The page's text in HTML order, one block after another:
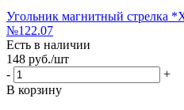
Угольник магнитный стрелка
№122.07
Есть в наличии
148 руб./шт
-
+
В корзину